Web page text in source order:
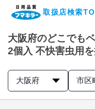
取扱店検索
企業・IR情報サ
製品情報サイト
大阪府のどこでも
2個入 不快害虫用
大阪府 市区